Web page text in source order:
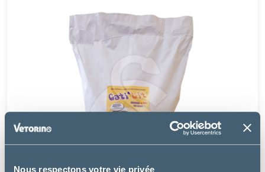
Nous respectons votre vie privée